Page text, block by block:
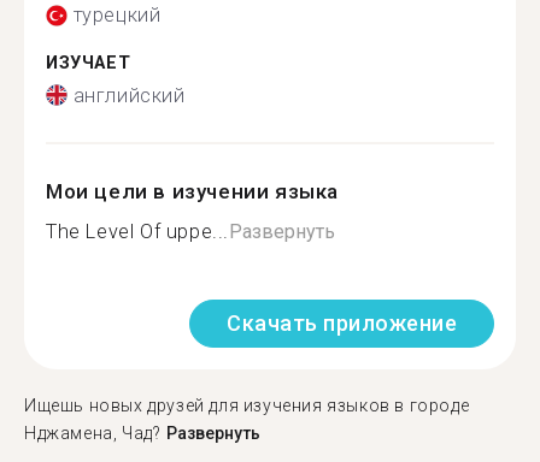
турецкий
ИЗУЧАЕТ
английский
Мои цели в изучении языка
The Level Of uppe... Развернуть
Скачать приложение
Ищешь новых друзей для изучения языков в городе
Нджамена, Чад? Развернуть